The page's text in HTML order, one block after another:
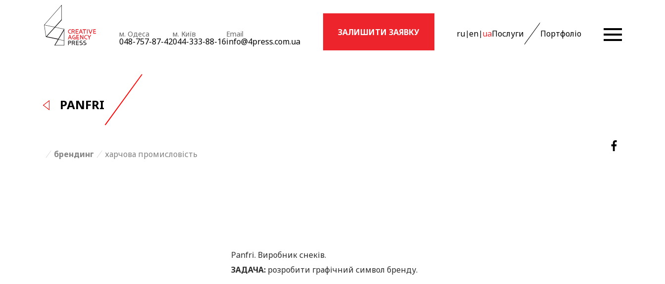
м. Одеса
048-757-87-42
м. Київ
044-333-88-16
Email
info@4press.com.ua
ЗАЛИШИТИ ЗАЯВКУ ru|en| uaПослуги Портфоліо
PANFRI
брендинг харчова промисловість
Panfri. Виробник снеків.
ЗАДАЧА: розробити графічний символ бренду.